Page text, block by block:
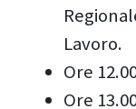
Lavoro.
Ore
Ore